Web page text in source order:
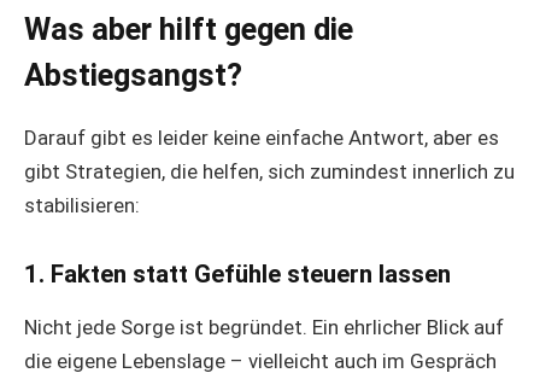
Was aber hilft gegen die
Abstiegsangst?
Darauf gibt es leider keine einfache Antwort, aber es
gibt Strategien, die helfen, sich zumindest innerlich zu
stabilisieren:
1. Fakten statt Gefühle steuern lassen
Nicht jede Sorge ist begründet. Ein ehrlicher Blick auf
die eigene Lebenslage – vielleicht auch im Gespräch